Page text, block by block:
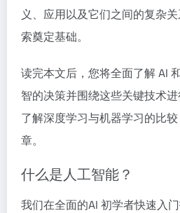
义、应用以及它们之间的复杂
索奠定基础。
读完本文后，您将全面了解 AI
智的决策并围绕这些关键技术
了解深度学习与机器学习的比
章。
什么是人工智能？
我们在全面的AI 初学者快速入